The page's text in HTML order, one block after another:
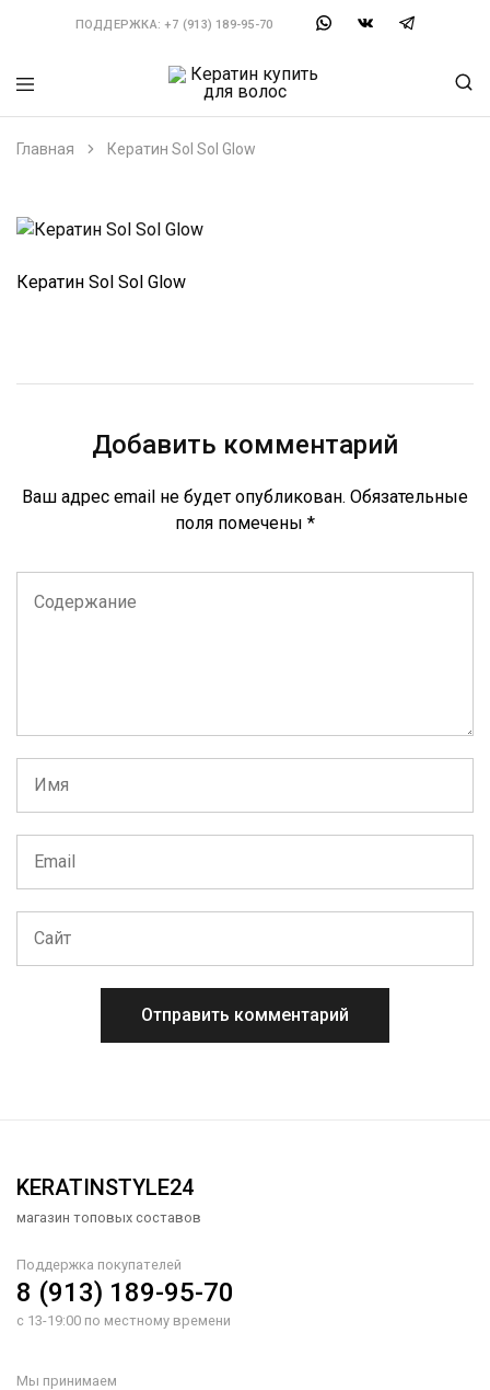
ПОДДЕРЖКА:+7 (913) 189-95-70
для
волос
состав
по
выбор
и
у
Главная Кератин Sol Sol Glow
Кератин Sol Sol Glow
Добавить комментарий
Ваш адрес email не будет опубликован. Обязательные
поля помечены *
KERATINSTYLE24
магазин топовых составов
Поддержка покупателей
8 (913) 189-95-70
с 13-19:00 по местному времени
Мы принимаем